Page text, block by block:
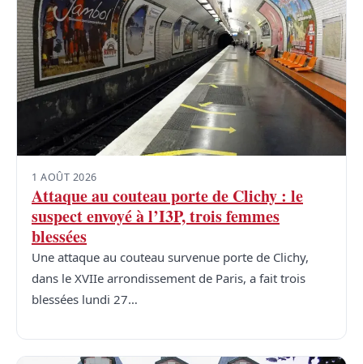
1 AOÛT 2026
Attaque au couteau porte de Clichy : le
suspect envoyé à l’I3P, trois femmes
blessées
Une attaque au couteau survenue porte de Clichy,
dans le XVIIe arrondissement de Paris, a fait trois
blessées lundi 27…